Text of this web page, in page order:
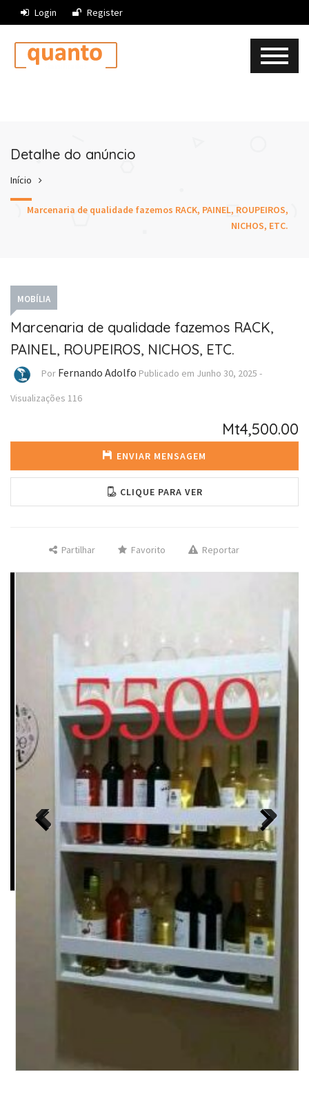
Login Register
Detalhe do anúncio
Início
Marcenaria de qualidade fazemos RACK, PAINEL, ROUPEIROS,
NICHOS, ETC.
MOBÍLIA
Marcenaria de qualidade fazemos RACK,
PAINEL, ROUPEIROS, NICHOS, ETC.
Por Fernando Adolfo Publicado em Junho 30, 2025 -
Visualizações 116
Mt4,500.00
ENVIAR MENSAGEM
CLIQUE PARA VER
Partilhar Favorito Reportar